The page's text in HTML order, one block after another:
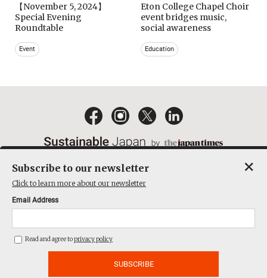
【November 5, 2024】
Special Evening
Roundtable
Event
Eton College Chapel Choir
event bridges music,
social awareness
Education
ACT ON SPECIFIED COMMERCIAL TRANSACTIONS
COMPANY
THE JAPAN TIMES CUBE INC. ALL RIGHTS RESERVED
Subscribe to our newsletter
Click to learn more about our newsletter
Email Address
Read and agree toprivacy policy
×